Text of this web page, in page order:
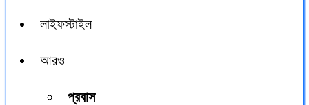
লাইফস্টাইল
আরও
প্রবাস